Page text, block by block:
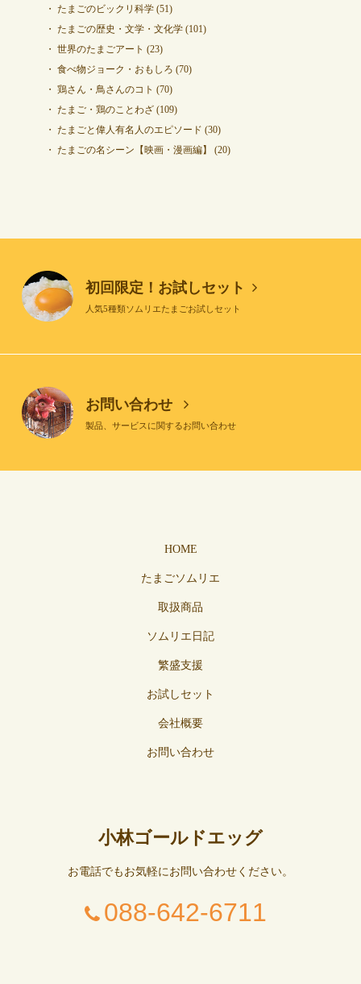
たまごのビックリ科学(51)
たまごの歴史・文学・文化学(101)
世界のたまごアート (23)
食べ物ジョーク・おもしろ (70)
鶏さん・鳥さんのコト (70)
たまご・鶏のことわざ(109)
たまごと偉人有名人のエピソード (30)
たまごの名シーン【映画・漫画編】
(20)
初回限定！お試しセット
人気5種類ソムリエたまごお試しセット
お問い合わせ
製品、サービスに関するお問い合わせ
HOME
たまごソムリエ
取扱商品
ソムリエ日記
繁盛支援
お試しセット
会社概要
お問い合わせ
小林ゴールドエッグ
お電話でもお気軽にお問い合わせください。
088-642-6711